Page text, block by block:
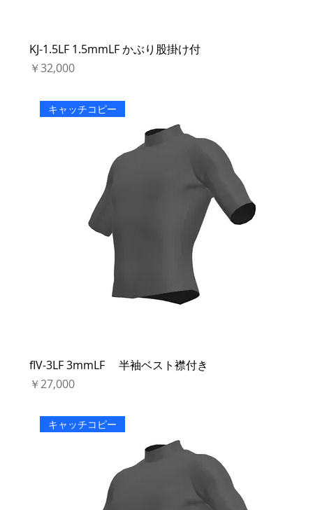
KJ-1.5LF 1.5mmLF かぶり股掛け付
価格
￥32,000
キャッチコピー
fIV-3LF 3mmLF 半袖ベスト襟付き
価格
￥27,000
キャッチコピー